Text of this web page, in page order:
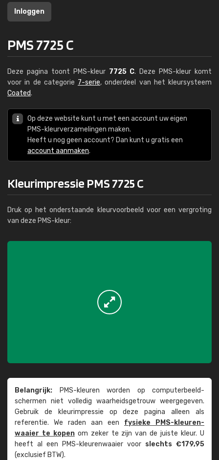
Inloggen
PMS 7725 C
Deze pagina toont PMS-kleur 7725 C. Deze PMS-kleur komt
voor in de categorie 7-serie, onderdeel van het kleursysteem
Coated.
Op deze website kunt u met een account uw eigen
PMS-kleurverzamelingen maken.
Heeft u nog geen account? Dan kunt u gratis een
account aanmaken.
Kleurimpressie PMS 7725 C
Druk op het onderstaande kleurvoorbeeld voor een vergroting
van deze PMS-kleur:
Belangrijk: PMS-kleuren worden op computer­beeld­
schermen niet volledig waarheids­­getrouw weer­gegeven.
Gebruik de kleur­impressie op deze pagina alleen als
referentie. We raden aan een fysieke PMS-kleuren­
waaier te kopenom zeker te zijn van de juiste kleur. U
heeft al een PMS-kleuren­waaier voor slechts €179,95
(exclusief BTW).